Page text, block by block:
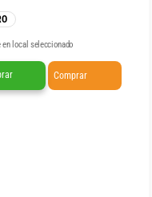
en local seleccionado
Comprar